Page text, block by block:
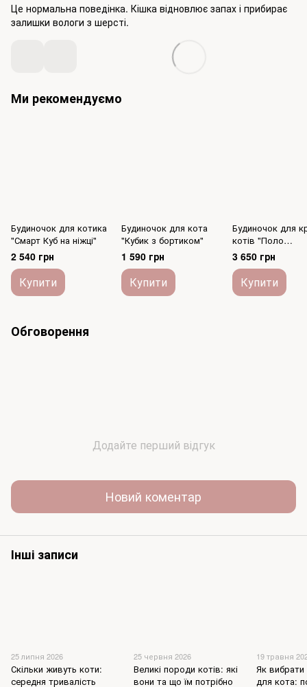
Це нормальна поведінка. Кішка відновлює запах і прибирає
залишки вологи з шерсті.
Ми рекомендуємо
Будиночок для котика
"Смарт Куб на ніжці"
2 540 грн
Купити
Будиночок для кота
"Кубик з бортиком"
1 590 грн
Купити
Будиночок для
котів "Поло
укріплений"
3 650 грн
Купити
Обговорення
Додайте перший відгук
Новий коментар
Інші записи
25 липня 2026
Скільки живуть коти:
середня тривалість
25 червня 2026
Великі породи котів: які
вони та що їм потрібно
19 травня
Як вибрати
для кота: